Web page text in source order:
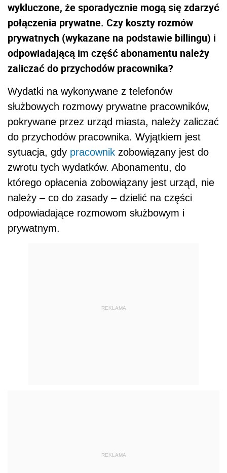
wykluczone, że sporadycznie mogą się zdarzyć
połączenia prywatne. Czy koszty rozmów
prywatnych (wykazane na podstawie billingu) i
odpowiadającą im część abonamentu należy
zaliczać do przychodów pracownika?
Wydatki na wykonywane z telefonów
służbowych rozmowy prywatne pracowników,
pokrywane przez urząd miasta, należy zaliczać
do przychodów pracownika. Wyjątkiem jest
sytuacja, gdy pracownik zobowiązany jest do
zwrotu tych wydatków. Abonamentu, do
którego opłacenia zobowiązany jest urząd, nie
należy – co do zasady – dzielić na części
odpowiadające rozmowom służbowym i
prywatnym.
REKLAMA
REKLAMA